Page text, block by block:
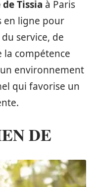
Tissia à Paris
en ligne pour
service, de
la compétence
environnement
qui favorise un
DE